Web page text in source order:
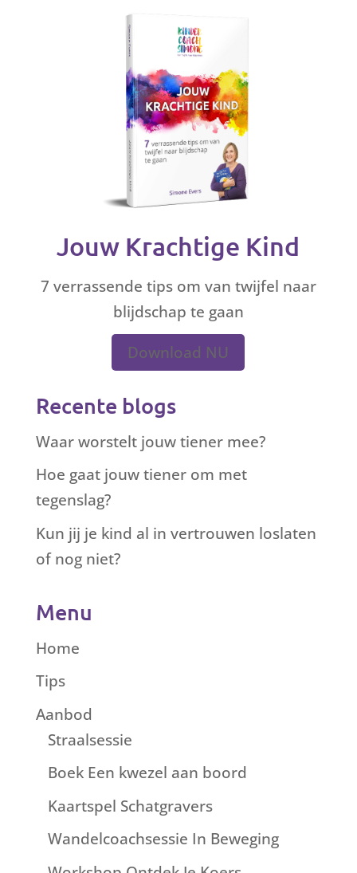
Jouw Krachtige Kind
7 verrassende tips om van twijfel naar
blijdschap te gaan
Download NU
Recente blogs
Waar worstelt jouw tiener mee?
Hoe gaat jouw tiener om met
tegenslag?
Kun jij je kind al in vertrouwen loslaten
of nog niet?
Menu
Home
Tips
Aanbod
Straalsessie
Boek Een kwezel aan boord
Kaartspel Schatgravers
Wandelcoachsessie In Beweging